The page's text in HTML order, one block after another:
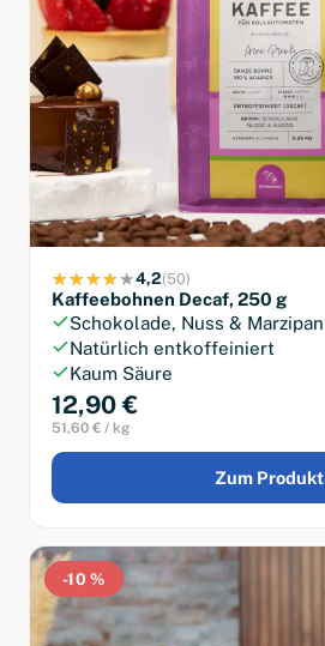
4,2(50)
Kaffeebohnen Decaf, 250 g
Schokolade, Nuss & Marzipan
Natürlich entkoffeiniert
Kaum Säure
12,90 €
51,60 € / kg
Zum Produkt
-10 %